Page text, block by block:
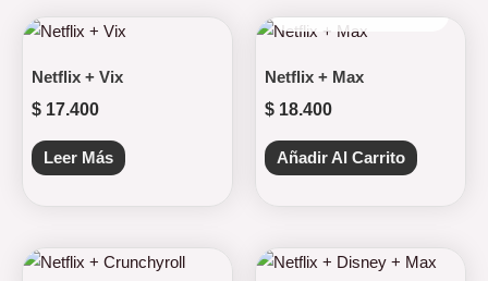
Netflix + Vix
$ 17.400
Leer Más
Netflix + Max
$ 18.400
Añadir Al Carrito